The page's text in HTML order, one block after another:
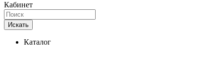
Кабинет
Искать
Каталог